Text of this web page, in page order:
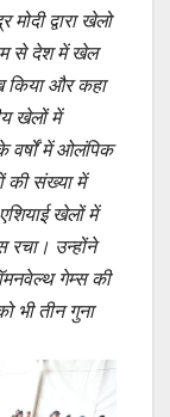
द्वारा खेलो
से देश में खेल
किया और कहा
खेलों में
वर्षों में ओलंपिक
की संख्या में
खेलों में
रचा। उन्होंने
गेम्स की
भी तीन गुना